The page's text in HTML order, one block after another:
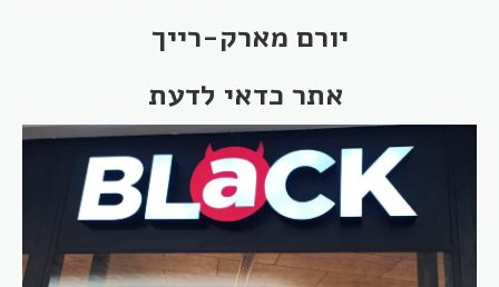
יורם מארק-רייך
אתר כדאי לדעת